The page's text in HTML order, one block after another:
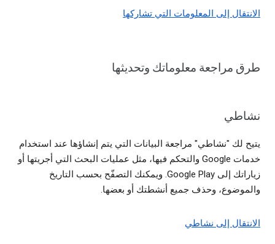
الانتقال إلى المعلومات التي تشاركها
طرق مراجعة معلوماتك وتحديثها
نشاطي
يتيح لك "نشاطي" مراجعة البيانات التي يتم إنشاؤها عند استخدام
خدمات Google والتحكم فيها، مثل عمليات البحث التي أجريتها أو
زياراتك إلى Google Play. ويمكنك التصفّح بحسب التاريخ
والموضوع، وحذف جميع أنشطتك أو بعضها.
الانتقال إلى نشاطي